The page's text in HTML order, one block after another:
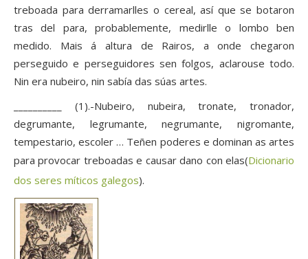
treboada para derramarlles o cereal, así que se botaron
tras del para, probablemente, medirlle o lombo ben
medido. Mais á altura de Rairos, a onde chegaron
perseguido e perseguidores sen folgos, aclarouse todo.
Nin era nubeiro, nin sabía das súas artes.
__________ (1).-Nubeiro, nubeira, tronate, tronador,
degrumante, legrumante, negrumante, nigromante,
tempestario, escoler … Teñen poderes e dominan as artes
para provocar treboadas e causar dano con elas(Dicionario
dos seres míticos galegos).